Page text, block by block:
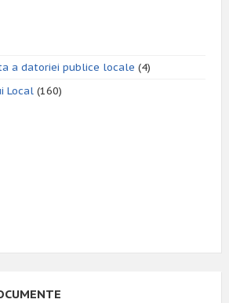
a datoriei publice locale (4)
Local (160)